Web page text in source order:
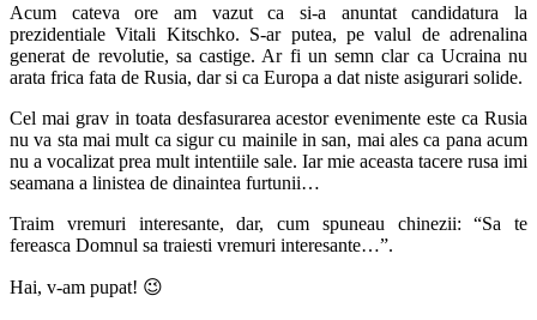
Acum cateva ore am vazut ca si-a anuntat candidatura la
prezidentiale Vitali Kitschko. S-ar putea, pe valul de adrenalina
generat de revolutie, sa castige. Ar fi un semn clar ca Ucraina nu
arata frica fata de Rusia, dar si ca Europa a dat niste asigurari solide.
Cel mai grav in toata desfasurarea acestor evenimente este ca Rusia
nu va sta mai mult ca sigur cu mainile in san, mai ales ca pana acum
nu a vocalizat prea mult intentiile sale. Iar mie aceasta tacere rusa imi
seamana a linistea de dinaintea furtunii…
Traim vremuri interesante, dar, cum spuneau chinezii: “Sa te
fereasca Domnul sa traiesti vremuri interesante…”.
Hai, v-am pupat! 😉